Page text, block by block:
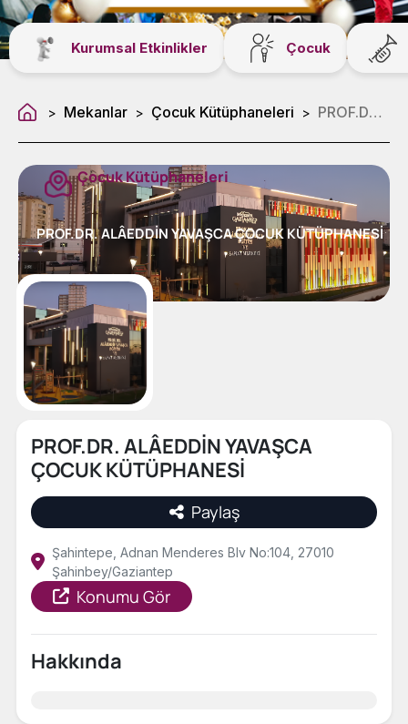
Kurumsal Etkinlikler Çocuk
> Mekanlar > Çocuk Kütüphaneleri > PROF.DR. ALÂEDDİN YAVAŞCA ÇOCUK KÜTÜPHANESİ
Çocuk Kütüphaneleri
PROF.DR. ALÂEDDİN YAVAŞCA ÇOCUK KÜTÜPHANESİ
PROF.DR. ALÂEDDİN YAVAŞCA
ÇOCUK KÜTÜPHANESİ
Paylaş
Şahintepe, Adnan Menderes Blv No:104, 27010
Şahinbey/Gaziantep
Konumu Gör
Hakkında